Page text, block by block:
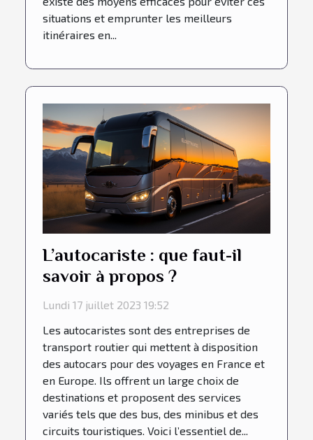
situations et emprunter les meilleurs
itinéraires en...
L’autocariste : que faut-il
savoir à propos ?
Lundi 17 juillet 2023 19:52
Les autocaristes sont des entreprises de
transport routier qui mettent à disposition
des autocars pour des voyages en France et
en Europe. Ils offrent un large choix de
destinations et proposent des services
variés tels que des bus, des minibus et des
circuits touristiques. Voici l’essentiel de...